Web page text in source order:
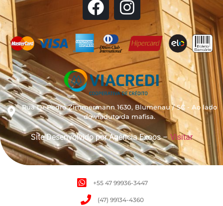
Rua Dr Pedro Zimmermann 1630, Blumenau / SC - Ao lado
do viaduto da mafisa.
Site Desenvolvido por Agência Exoos –Visitar
+55 47 99936-3447
(47) 99134-4360